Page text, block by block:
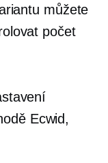
můžete
počet
Ecwid,